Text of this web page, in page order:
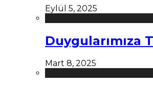
Eylül 5, 2025
Duygularımıza
Mart 8, 2025